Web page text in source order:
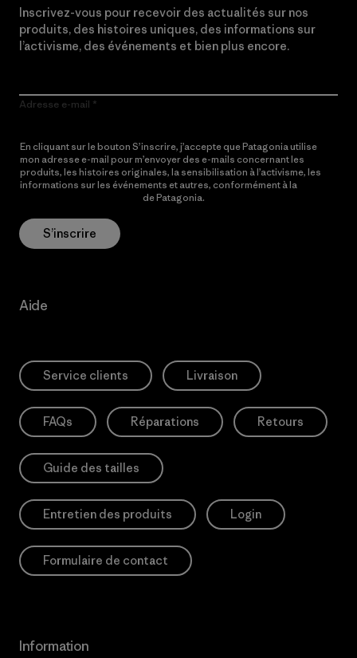
Inscrivez-vous pour recevoir des actualités sur nos
produits, des histoires uniques, des informations sur
l’activisme, des événements et bien plus encore.
Adresse e-mail
En cliquant sur le bouton S’inscrire, j’accepte que Patagonia utilise
mon adresse e-mail pour m’envoyer des e-mails concernant les
produits, les histoires originales, la sensibilisation à l’activisme, les
informations sur les événements et autres, conformément à la
de Patagonia.
S’inscrire
Aide
Service clients Livraison
FAQs Réparations Retours
Guide des tailles
Entretien des produits Login
Formulaire de contact
Information